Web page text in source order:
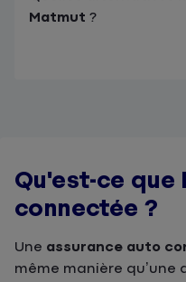
Matmut ?
Qu'est-ce que
connectée ?
Une assurance auto
même manière qu’une